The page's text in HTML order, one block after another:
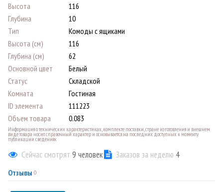
Высота
116
Глубина
10
Тип
Комоды с ящиками
Высота (см)
116
Глубина (см)
62
Основной цвет
Белый
Статус
Складской
Комната
Гостиная
ID элемента
111223
Объем товара
0.083
Информация о технических характеристиках, комплекте поставки, стране изготовления и внешнем
виде товара носит справочный характер и основывается на последних доступных к моменту
публикации сведениях
Сейчас смотрят 9 человек Заказов за неделю 4
Отзывы 0